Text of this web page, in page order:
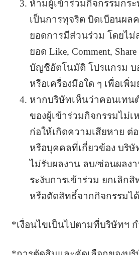
ห้ามผู้เข้าร่วมกิจกรรมกร
เป็นการทุจริต บิดเบือนผล
ยอดการมีส่วนร่วม โดยไม่
ยอด Like, Comment,
บัญชีอัตโนมัติ โปรแกรม บ
หรือเครื่องมือใด ๆ เพื่อเพิ่
หากบริษัทเห็นว่าคอนเทน
ของผู้เข้าร่วมกิจกรรมไม่
ก่อให้เกิดความเสียหาย ต่
หรือบุคคลที่เกี่ยวข้อง บริ
ไม่รับผลงาน ลบ/ซ่อนผลง
ระงับการเข้าร่วม ยกเลิก
หรือตัดสิทธิ์จากกิจกรรมไ
*เงื่อนไขเป็นไปตามที่บริษัทฯ